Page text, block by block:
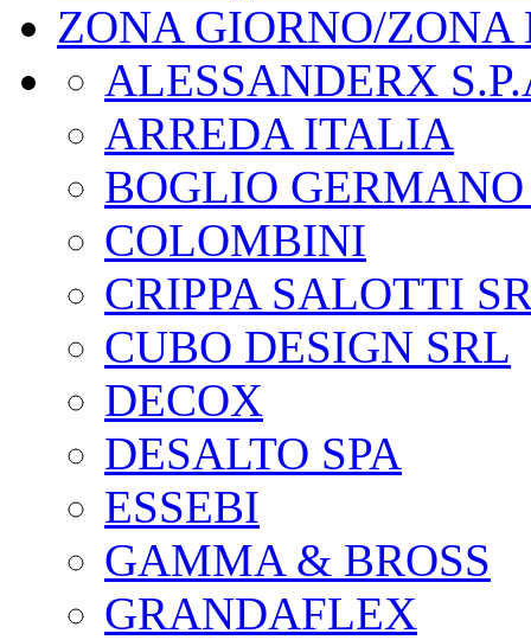
ZONA GIORNO/ZONA
ALESSANDERX
ARREDA ITALIA
BOGLIO
COLOMBINI
CRIPPA SALOTTI
CUBO DESIGN SRL
DECOX
DESALTO SPA
ESSEBI
GAMMA & BROSS
GRANDAFLEX